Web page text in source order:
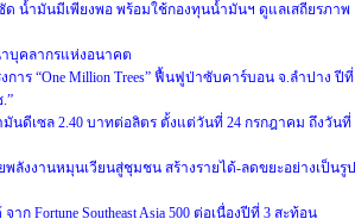
น้ำมันมีเพียงพอ พร้อมใช้กองทุนน้ำมันฯ ดูแลเสถียรภาพ
บุคลากรแห่งอนาคต
าร “One Million Trees” ฟื้นฟูป่าซับคาร์บอน จ.ลำปาง ปีที่
นดีเซล 2.40 บาทต่อลิตร ตั้งแต่วันที่ 24 กรกฎาคม ถึงวันที่
พลังงานหมุนเวียนสู่ชุมชน สร้างรายได้-ลดขยะอย่างเป็นรูป
Fortune Southeast Asia 500 ต่อเนื่องปีที่ 3 สะท้อน